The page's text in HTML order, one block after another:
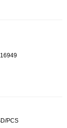
PCS